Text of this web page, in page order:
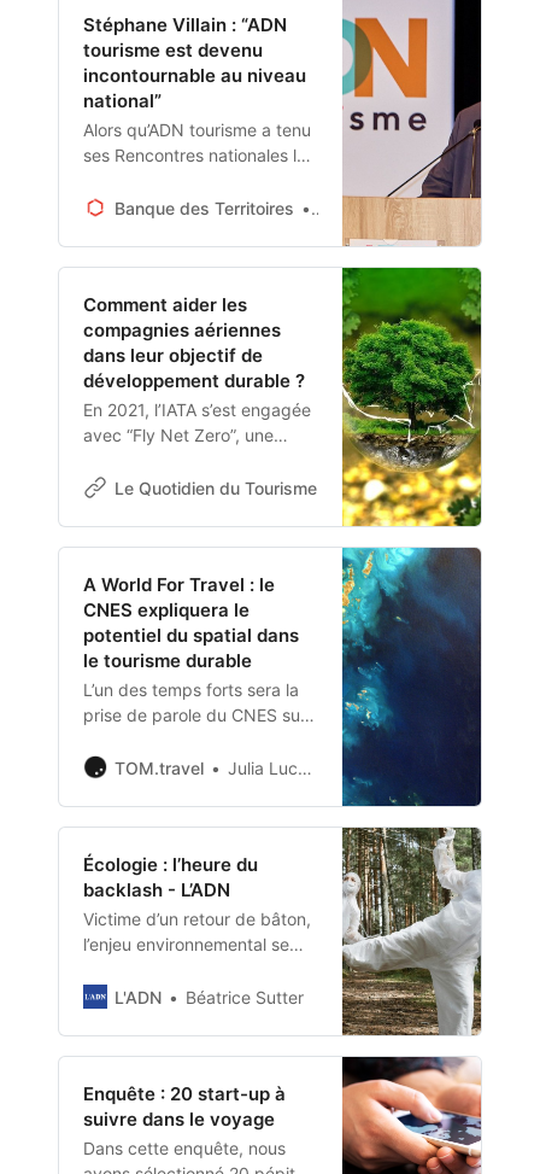
Stéphane Villain : “ADN
tourisme est devenu
incontournable au niveau
national”
Alors qu’ADN tourisme a tenu
ses Rencontres nationales les
Troyes, Stéphane Villain, son
évènement et sur l’actualité
de ce réseau regroupant
1.200 institutionnels du
tourisme (offices de tourisme
et relais territoriaux, agences
de développement, comités
régionaux de tourisme).
Banque des Territoires par Localtis, propos
Comment aider les
compagnies aériennes
dans leur objectif de
développement durable ?
En 2021, l’IATA s’est engagée
avec “Fly Net Zero”, une
compagnies aériennes de
Le Quotidien du Tourisme Auteur Par Olivier
A World For Travel : le
CNES expliquera le
potentiel du spatial dans
le tourisme durable
L’un des temps forts sera la
prise de parole du CNES sur
issues des satellites pour
TOM.travel Julia Luczak-Rougeaux
Écologie : l’heure du
backlash - L’ADN
Victime d’un retour de bâton,
l’enjeu environnemental se
instrumentalisé sur le terrain
?
L'ADN Béatrice Sutter
Enquête : 20 start-up à
suivre dans le voyage
Dans cette enquête, nous